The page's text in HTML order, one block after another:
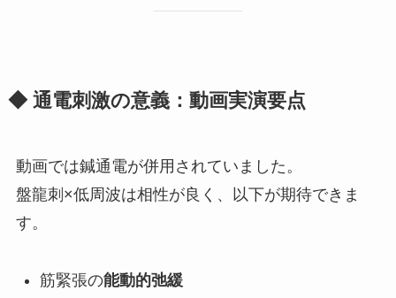
◆ 通電刺激の意義：動画実演要点
動画では鍼通電が併用されていました。
盤龍刺×低周波は相性が良く、以下が期待できま
す。
筋緊張の能動的弛緩